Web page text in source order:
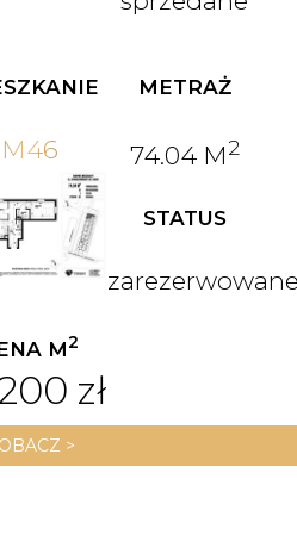
M46
METRAŻ
74.04 M2
STATUS
M2
zł
>